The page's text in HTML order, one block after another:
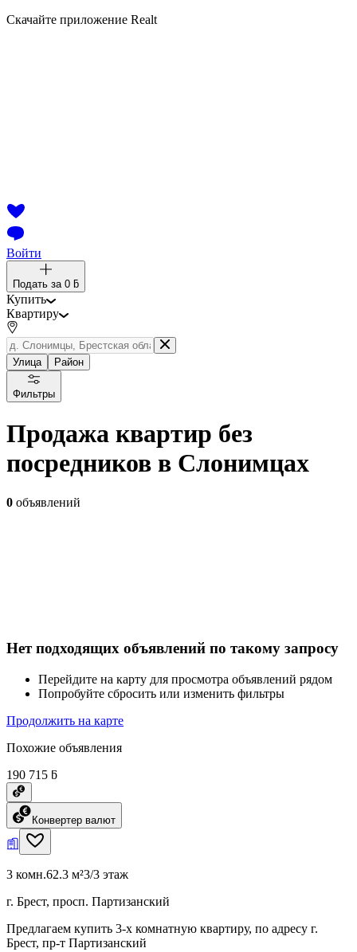
Скачайте приложение Realt
Войти
Подать за 0 ƃ
Купить
Квартиру
Улица Район
Фильтры
Продажа квартир без
посредников в Слонимцах
0 объявлений
Нет подходящих объявлений по такому запросу
Перейдите на карту для просмотра объявлений рядом
Попробуйте сбросить или изменить фильтры
Продолжить на карте
Похожие объявления
190 715 ƃ
Конвертер валют
3 комн.62.3 м²3/3 этаж
г. Брест, просп. Партизанский
Предлагаем купить 3-х комнатную квартиру, по адресу г.
Брест, пр-т Партизанский